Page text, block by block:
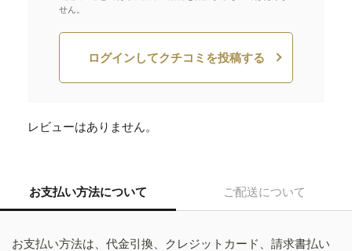
せん。
ログインしてクチコミを投稿する
レビューはありません。
お支払い方法について ご配送について
お支払い方法は、代金引換、クレジットカード、請求書払い